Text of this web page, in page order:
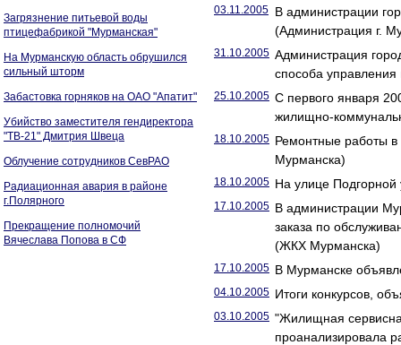
Загрязнение питьевой воды
птицефабрикой "Мурманская"
На Мурманскую область обрушился
сильный шторм
Забастовка горняков на ОАО "Апатит"
Убийство заместителя гендиректора
"ТВ-21" Дмитрия Швеца
Облучение сотрудников СевРАО
Радиационная авария в районе
г.Полярного
Прекращение полномочий
Вячеслава Попова в СФ
03.11.2005 В администрации
(Администрация г.
31.10.2005 Администрация
способа
25.10.2005 С первого января
жилищно-
18.10.2005 Ремонтные работы в
Мурманска)
18.10.2005 На улице
17.10.2005 В администрации
заказа по
(ЖКХ Мурманска)
17.10.2005 В Мурманске
04.10.2005 Итоги конкурсов,
03.10.2005 "Жилищная
проанализировала